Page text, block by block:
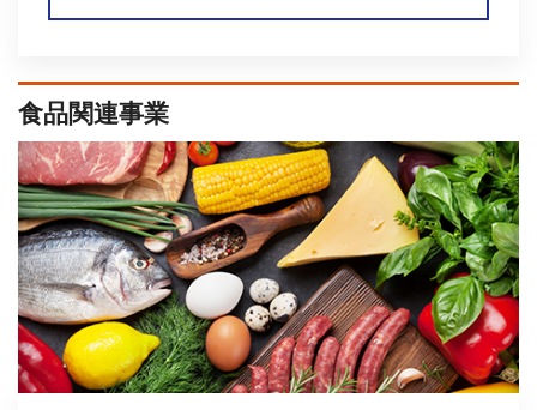
明社長のインタビュー記事が掲載されました
2026年07月08日
QUICK & NOMURA コーポレートリサーチによる弊社レポート公
表のお知らせ
（374KB）
2026年06月30日 お知らせ
IR HANDBOOK 事業のご報告（2025年4月1日～2026年3月31
日）を掲載しました
食品関連事業